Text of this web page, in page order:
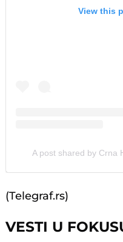
View this
A post shared by Crna
(Telegraf.rs)
VESTI U